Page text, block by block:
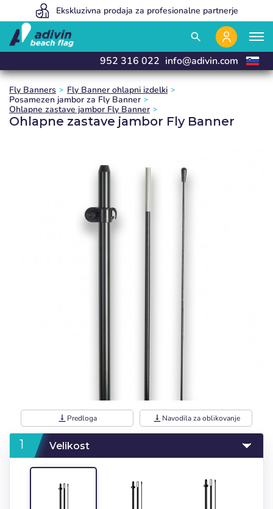
Izdelujemo in dostavimo v 24 urah
Ekskluzivna prodaja za profesionalne partnerje
Our prices are so low because we sell 100% online
search
952 316 022 info@adivin.com
Fly Banners
Fly Banner ohlapni izdelki
Posamezen jambor za Fly Banner
Ohlapne zastave jambor Fly Banner
Ohlapne zastave jambor Fly Banner
vertical_align_bottom Predloga vertical_align_bottom Navodila za oblikovanje
Velikost